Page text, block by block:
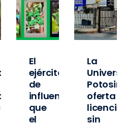
El
ejército
de
influencers
que
el
La
oferta
sin